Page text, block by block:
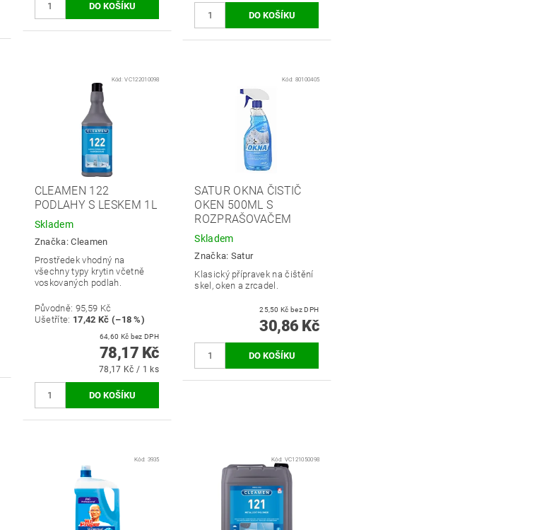
Kód:VC122010098
CLEAMEN 122
PODLAHY S LESKEM 1L
Skladem
Značka:Cleamen
Prostředek vhodný na
všechny typy krytin včetně
voskovaných podlah.
Původně: 95,59 Kč
Ušetříte: 17,42 Kč (–18 %)
64,60 Kč bez DPH
78,17 Kč
78,17 Kč / 1 ks
Kód: 80100405
SATUR OKNA ČISTIČ
OKEN 500ML S
ROZPRAŠOVAČEM
Skladem
Značka: Satur
Klasický přípravek na čištění
skel, oken a zrcadel.
25,50 Kč bez DPH
30,86 Kč
Kód: 3935 Kód: VC121050098